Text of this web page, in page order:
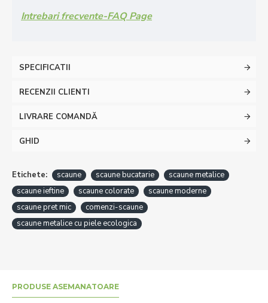
Intrebari frecvente-FAQ Page
SPECIFICATII
RECENZII CLIENTI
LIVRARE COMANDĂ
GHID
Etichete: scaune scaune bucatarie
scaune metalice
scaune ieftine
scaune colorate
scaune moderne
scaune pret mic
comenzi-scaune
scaune metalice cu piele ecologica
PRODUSE ASEMANATOARE